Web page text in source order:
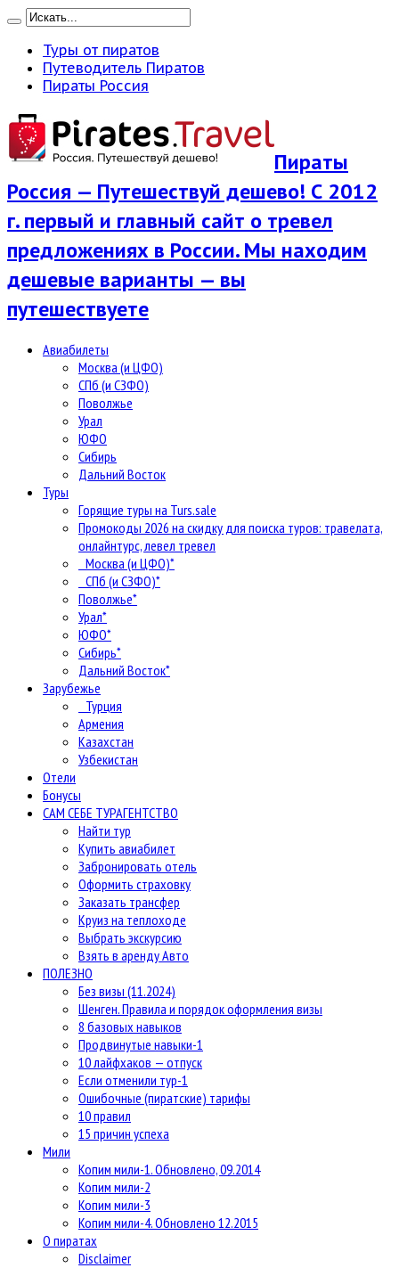
Туры от пиратов
Путеводитель Пиратов
Пираты Россия
Пираты
Россия — Путешествуй дешево! С 2012
г. первый и главный сайт о тревел
предложениях в России. Мы находим
дешевые варианты — вы
путешествуете
Авиабилеты
Москва (и ЦФО)
СПб (и СЗФО)
Поволжье
Урал
ЮФО
Сибирь
Дальний Восток
Туры
Горящие туры на Turs.sale
Промокоды 2026 на скидку для поиска туров: травелата,
онлайнтурс, левел тревел
Москва (и ЦФО)*
СПб (и СЗФО)*
Поволжье*
Урал*
ЮФО*
Сибирь*
Дальний Восток*
Зарубежье
Турция
Армения
Казахстан
Узбекистан
Отели
Бонусы
САМ СЕБЕ ТУРАГЕНТСТВО
Найти тур
Купить авиабилет
Забронировать отель
Оформить страховку
Заказать трансфер
Круиз на теплоходе
Выбрать экскурсию
Взять в аренду Авто
ПОЛЕЗНО
Без визы (11.2024)
Шенген. Правила и порядок оформления визы
8 базовых навыков
Продвинутые навыки-1
10 лайфхаков — отпуск
Если отменили тур-1
Ошибочные (пиратские) тарифы
10 правил
15 причин успеха
Мили
Копим мили-1. Обновлено, 09.2014
Копим мили-2
Копим мили-3
Копим мили-4. Обновлено 12.2015
О пиратах
Disclaimer